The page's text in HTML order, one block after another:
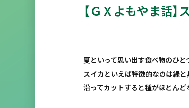
【ＧＸよもやま話
夏といって思い出す食べ物のひと
スイカといえば特徴的なのは緑と
沿ってカットすると種がほとんど